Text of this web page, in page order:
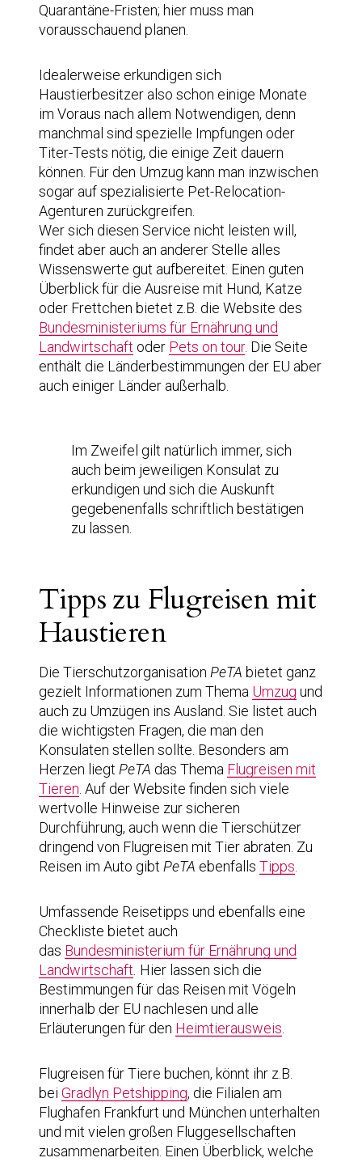
Quarantäne-Fristen; hier muss man
vorausschauend planen.
Idealerweise erkundigen sich
Haustierbesitzer also schon einige Monate
im Voraus nach allem Notwendigen, denn
manchmal sind spezielle Impfungen oder
Titer-Tests nötig, die einige Zeit dauern
können. Für den Umzug kann man inzwischen
sogar auf spezialisierte Pet-Relocation-
Agenturen zurückgreifen.
Wer sich diesen Service nicht leisten will,
findet aber auch an anderer Stelle alles
Wissenswerte gut aufbereitet. Einen guten
Überblick für die Ausreise mit Hund, Katze
oder Frettchen bietet z.B. die Website des
Bundesministeriums für Ernährung und
Landwirtschaft oder Pets on tour. Die Seite
enthält die Länderbestimmungen der EU aber
auch einiger Länder außerhalb.
Im Zweifel gilt natürlich immer, sich
auch beim jeweiligen Konsulat zu
erkundigen und sich die Auskunft
gegebenenfalls schriftlich bestätigen
zu lassen.
Tipps zu Flugreisen mit
Haustieren
Die Tierschutzorganisation PeTA bietet ganz
gezielt Informationen zum Thema Umzug und
auch zu Umzügen ins Ausland. Sie listet auch
die wichtigsten Fragen, die man den
Konsulaten stellen sollte. Besonders am
Herzen liegt PeTA das Thema Flugreisen mit
Tieren . Auf der Website finden sich viele
wertvolle Hinweise zur sicheren
Durchführung, auch wenn die Tierschützer
dringend von Flugreisen mit Tier abraten. Zu
Reisen im Auto gibt PeTA ebenfalls Tipps
Umfassende Reisetipps und ebenfalls eine
Checkliste bietet auch
das Bundesministerium für Ernährung und
Landwirtschaft Hier lassen sich die
Bestimmungen für das Reisen mit Vögeln
innerhalb der EU nachlesen und alle
Erläuterungen für den Heimtierausweis
Flugreisen für Tiere buchen, könnt ihr z.B.
bei Gradlyn Petshipping, die Filialen am
Flughafen Frankfurt und München unterhalten
und mit vielen großen Fluggesellschaften
zusammenarbeiten. Einen Überblick, welche